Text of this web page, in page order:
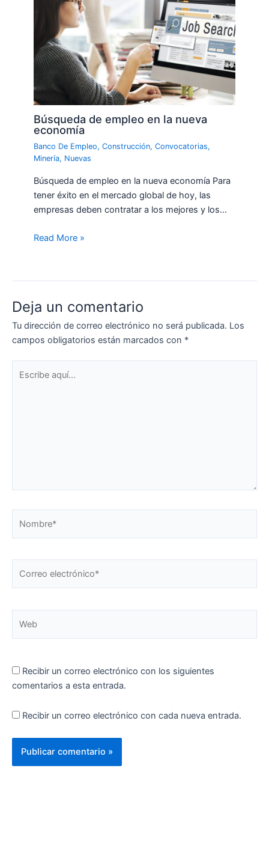
Búsqueda de empleo en la nueva
economía
Banco De Empleo,Construcción,Convocatorias,
Minería, Nuevas
Búsqueda de empleo en la nueva economía Para
tener éxito en el mercado global de hoy, las
empresas deben contratar a los mejores y los…
Read More »
Deja un comentario
Tu dirección de correo electrónico no será publicada. Los
campos obligatorios están marcados con *
aquí...
Recibir un correo electrónico con los siguientes
comentarios a esta entrada.
Recibir un correo electrónico con cada nueva entrada.